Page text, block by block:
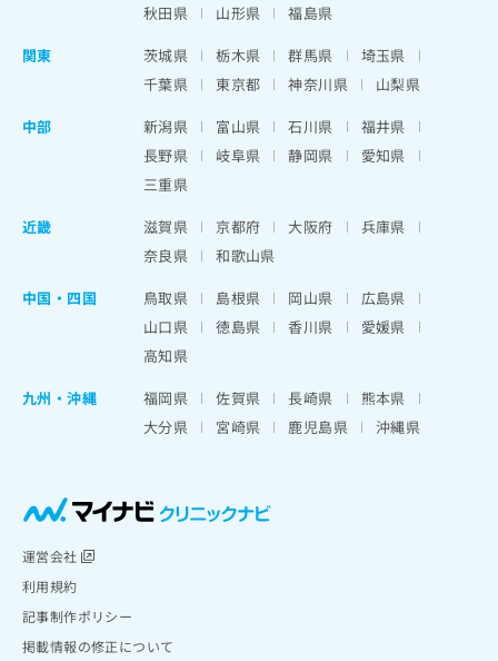
秋田県
山形県
福島県
関東
茨城県 栃木県 群馬県
埼玉県
千葉県
東京都 神奈川県
山梨県
中部
新潟県 富山県 石川県
福井県
長野県
岐阜県 静岡県
愛知県
三重県
近畿
滋賀県 京都府 大阪府
兵庫県
奈良県
和歌山県
中国・四国
鳥取県 島根県 岡山県
広島県
山口県
徳島県 香川県
愛媛県
高知県
九州・沖縄
福岡県 佐賀県 長崎県
熊本県
大分県
宮崎県 鹿児島県 沖縄県
運営会社
利用規約
記事制作ポリシー
掲載情報の修正について